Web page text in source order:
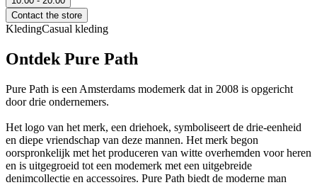
Contact the store
KledingCasual kleding
Ontdek Pure Path
Pure Path is een Amsterdams modemerk dat in 2008 is opgericht
door drie ondernemers.
Het logo van het merk, een driehoek, symboliseert de drie-eenheid
en diepe vriendschap van deze mannen. Het merk begon
oorspronkelijk met het produceren van witte overhemden voor heren
en is uitgegroeid tot een modemerk met een uitgebreide
denimcollectie en accessoires. Pure Path biedt de moderne man